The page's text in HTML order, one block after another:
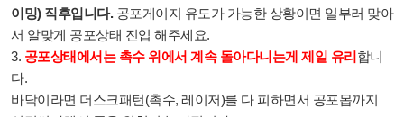
이밍) 직후입니다. 공포게이지 유도가 가능한 상황이면 일부러 맞아
서 알맞게 공포상태 진입 해주세요.
3. 공포상태에서는 촉수 위에서 계속 돌아다니는게 제일 유리합니
다.
바닥이라면 더스크패턴(촉수, 레이저)를 다 피하면서 공포몹까지